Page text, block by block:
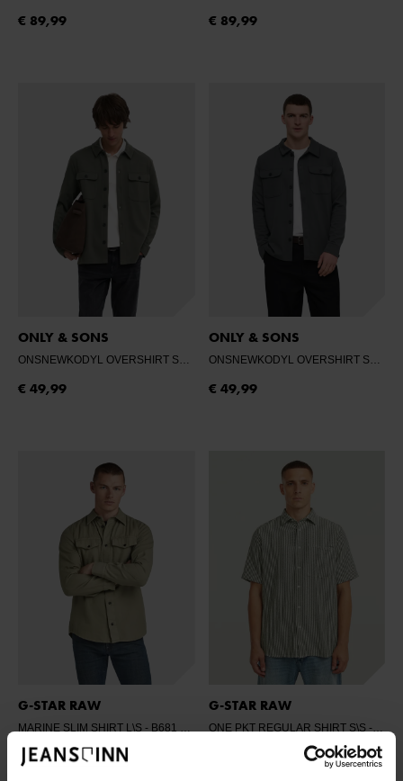
€ 89,99 € 89,99
ONLY & SONS
ONSNEWKODYL OVERSHIRT SWEAT NOOS - BELUGA
€ 49,99
ONLY & SONS
ONSNEWKODYL OVERSHIRT SWEAT NOOS
€ 49,99
G-STAR RAW
MARINE SLIM SHIRT L\S - B681 SHAMROCK GD
€ 89,95
G-STAR RAW
ONE PKT REGULAR SHIRT S\S - J112 DK NURI GREEN WIDE STRIPE